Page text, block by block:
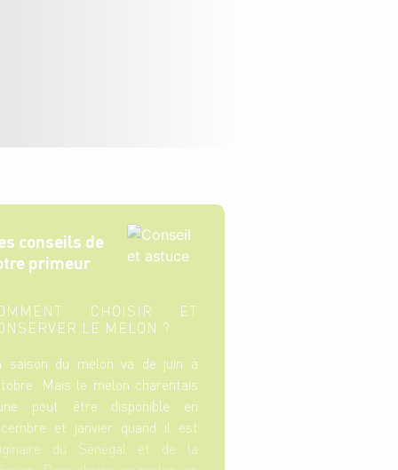
conseils de
primeur
CHOISIR ET
LE MELON ?
saison du melon va de juin à
Mais le melon charentais
peut être disponible en
et janvier quand il est
du Sénégal et de la